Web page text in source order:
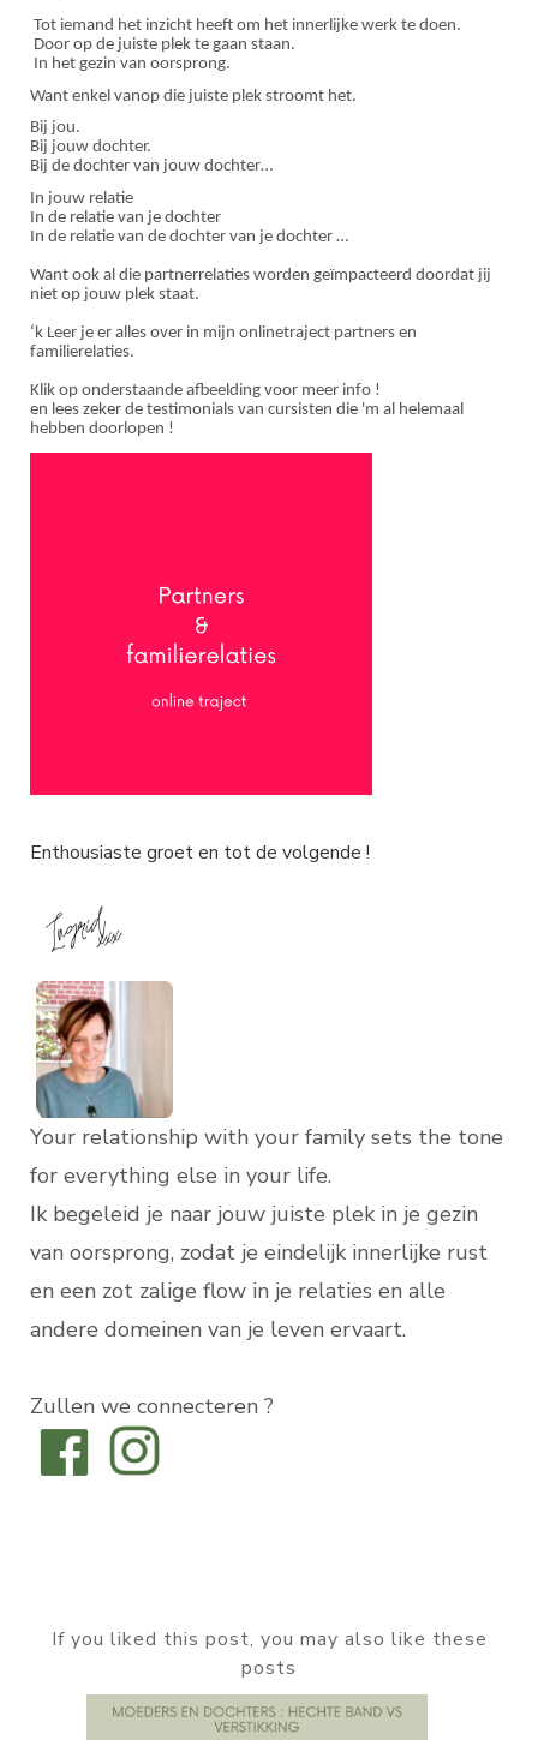
Tot iemand het inzicht heeft om het innerlijke werk te doen.
Door op de juiste plek te gaan staan.
In het gezin van oorsprong.
Want enkel vanop die juiste plek stroomt het.
Bij jou.
Bij jouw dochter.
Bij de dochter van jouw dochter…
In jouw relatie
In de relatie van je dochter
In de relatie van de dochter van je dochter …
Want ook al die partnerrelaties worden geïmpacteerd doordat jij
niet op jouw plek staat.
‘k Leer je er alles over in mijn onlinetraject partners en
familierelaties.
Klik op onderstaande afbeelding voor meer info !
en lees zeker de testimonials van cursisten die 'm al helemaal
hebben doorlopen !
Enthousiaste groet en tot de volgende !
Your relationship with your family sets the tone
for everything else in your life.
Ik begeleid je naar jouw juiste plek in je gezin
van oorsprong, zodat je eindelijk innerlijke rust
en een zot zalige flow in je relaties en alle
andere domeinen van je leven ervaart.
Zullen we connecteren ?
If you liked this post, you may also like these
posts